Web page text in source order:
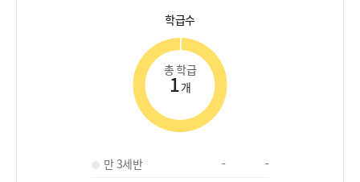
학급수
총 학급
1개
만 3세반 -
-